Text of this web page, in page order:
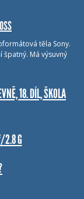
těla Sony.
špatný. Má výsuvný
18. DÍL, ŠKOLA
2.8 G